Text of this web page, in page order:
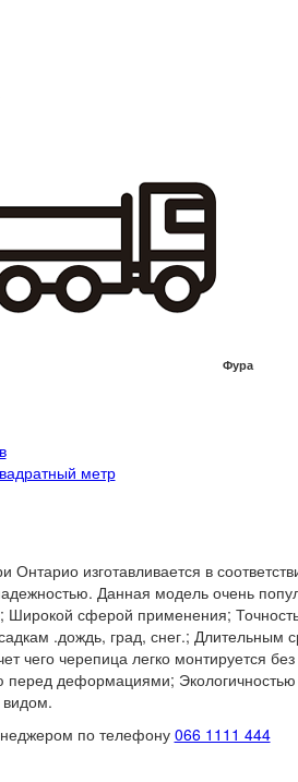
Фура
метр
изготавливается в
Данная модель очень
Широкой сферой применения;
.дождь, град, снег.; Длительным
чего черепица легко монтируется
перед деформациями;
по телефону066 1111 444